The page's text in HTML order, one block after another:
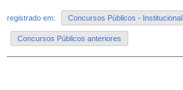
registrado em: Concursos Públicos - Institucional
Concursos Públicos anteriores